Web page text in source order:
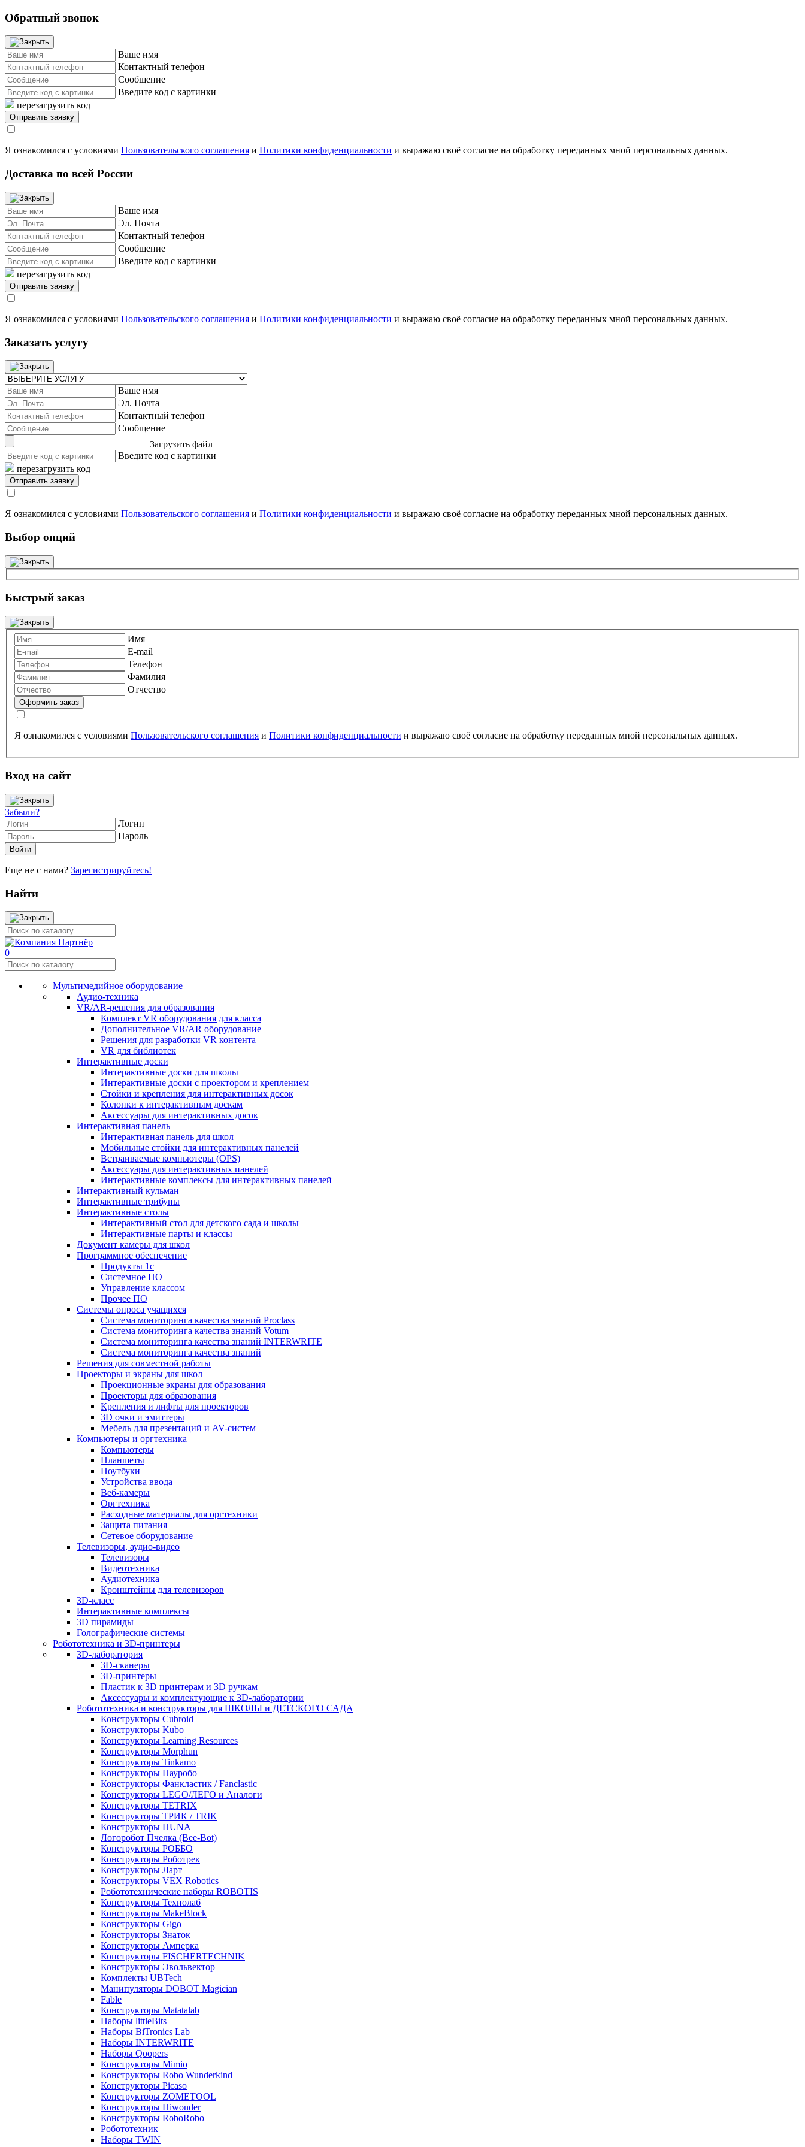
Обратный звонок
Ваше имя
Контактный телефон
Сообщение
Введите код с картинки
перезагрузить код
Я ознакомился с условиями Пользовательского соглашения и Политики конфиденциальности и выражаю своё согласие на обработку переданных мной персональных данных.
Доставка по всей России
Ваше имя
Эл. Почта
Контактный телефон
Сообщение
Введите код с картинки
перезагрузить код
Я ознакомился с условиями Пользовательского соглашения и Политики конфиденциальности и выражаю своё согласие на обработку переданных мной персональных данных.
Заказать услугу
Ваше имя
Эл. Почта
Контактный телефон
Сообщение
Загрузить файл
Введите код с картинки
перезагрузить код
Я ознакомился с условиями Пользовательского соглашения и Политики конфиденциальности и выражаю своё согласие на обработку переданных мной персональных данных.
Выбор опций
Быстрый заказ
Имя
E-mail
Телефон
Фамилия
Отчество
Я ознакомился с условиями Пользовательского соглашения и Политики конфиденциальности и выражаю своё согласие на обработку переданных мной персональных данных.
Вход на сайт
Забыли?
Логин
Пароль
Еще не с нами? Зарегистрируйтесь!
Найти
0
Мультимедийное оборудование
Аудио-техника
VR/AR-решения для образования
Комплект VR оборудования для класса
Дополнительное VR/AR оборудование
Решения для разработки VR контента
VR для библиотек
Интерактивные доски
Интерактивные доски для школы
Интерактивные доски с проектором и креплением
Стойки и крепления для интерактивных досок
Колонки к интерактивным доскам
Аксессуары для интерактивных досок
Интерактивная панель
Интерактивная панель для школ
Мобильные стойки для интерактивных панелей
Встраиваемые компьютеры (OPS)
Аксессуары для интерактивных панелей
Интерактивные комплексы для интерактивных панелей
Интерактивный кульман
Интерактивные трибуны
Интерактивные столы
Интерактивный стол для детского сада и школы
Интерактивные парты и классы
Документ камеры для школ
Программное обеспечение
Продукты 1с
Системное ПО
Управление классом
Прочее ПО
Системы опроса учащихся
Система мониторинга качества знаний Proclass
Система мониторинга качества знаний Votum
Система мониторинга качества знаний INTERWRITE
Система мониторинга качества знаний
Решения для совместной работы
Проекторы и экраны для школ
Проекционные экраны для образования
Проекторы для образования
Крепления и лифты для проекторов
3D очки и эмиттеры
Мебель для презентаций и AV-систем
Компьютеры и оргтехника
Компьютеры
Планшеты
Ноутбуки
Устройства ввода
Веб-камеры
Оргтехника
Расходные материалы для оргтехники
Защита питания
Сетевое оборудование
Телевизоры, аудио-видео
Телевизоры
Видеотехника
Аудиотехника
Кронштейны для телевизоров
3D-класс
Интерактивные комплексы
3D пирамиды
Голографические системы
Робототехника и 3D-принтеры
3D-лаборатория
3D-сканеры
3D-принтеры
Пластик к 3D принтерам и 3D ручкам
Аксессуары и комплектующие к 3D-лаборатории
Робототехника и конструкторы для ШКОЛЫ и ДЕТСКОГО САДА
Конструкторы Cubroid
Конструкторы Kubo
Конструкторы Learning Resources
Конструкторы Morphun
Конструкторы Tinkamo
Конструкторы Науробо
Конструкторы Фанкластик / Fanclastic
Конструкторы LEGO/ЛЕГО и Аналоги
Конструкторы TETRIX
Конструкторы ТРИК / TRIK
Конструкторы HUNA
Логоробот Пчелка (Bee-Bot)
Конструкторы РОББО
Конструкторы Роботрек
Конструкторы Ларт
Конструкторы VEX Robotics
Робототехнические наборы ROBOTIS
Конструкторы Технолаб
Конструкторы MakeBlock
Конструкторы Gigo
Конструкторы Знаток
Конструкторы Амперка
Конструкторы FISCHERTECHNIK
Конструкторы Эвольвектор
Комплекты UBTech
Манипуляторы DOBOT Magician
Fable
Конструкторы Matatalab
Наборы littleBits
Наборы BiTronics Lab
Наборы INTERWRITE
Наборы Qoopers
Конструкторы Mimio
Конструкторы Robo Wunderkind
Конструкторы Picaso
Конструкторы ZOMETOOL
Конструкторы Hiwonder
Конструкторы RoboRobo
Робототехник
Наборы TWIN